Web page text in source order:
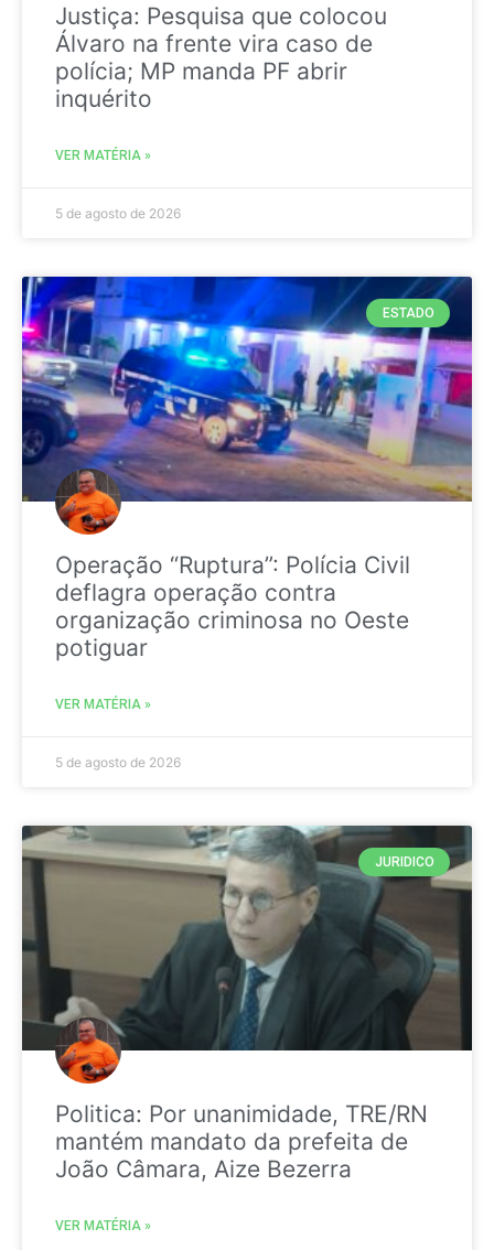
Justiça: Pesquisa que colocou
Álvaro na frente vira caso de
polícia; MP manda PF abrir
inquérito
VER MATÉRIA »
5 de agosto de 2026
ESTADO
Operação “Ruptura”: Polícia Civil
deflagra operação contra
organização criminosa no Oeste
potiguar
VER MATÉRIA »
5 de agosto de 2026
JURIDICO
Politica: Por unanimidade, TRE/RN
mantém mandato da prefeita de
João Câmara, Aize Bezerra
VER MATÉRIA »